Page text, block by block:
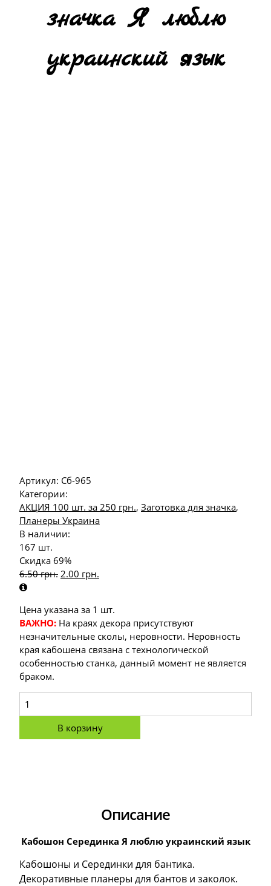
значка Я люблю
украинский язык
Артикул: Сб-965
Категории:
АКЦИЯ 100 шт. за 250 грн., Заготовка для значка,
Планеры Украина
В наличии:
167 шт.
Скидка 69%
6.50грн. 2.00 грн.
Цена указана за 1 шт.
ВАЖНО: На краях декора присутствуют
незначительные сколы, неровности. Неровность
края кабошена связана с технологической
особенностью станка, данный момент не является
браком.
В корзину
Описание
Кабошон Серединка Я люблю украинский язык
Кабошоны и Серединки для бантика.
Декоративные планеры для бантов и заколок.